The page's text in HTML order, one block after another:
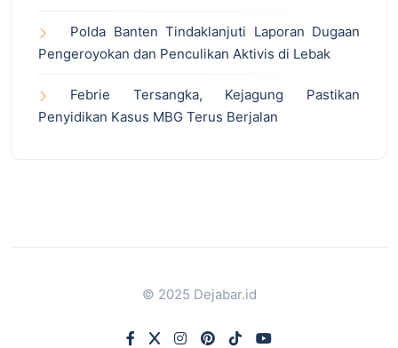
Polda Banten Tindaklanjuti Laporan Dugaan
Pengeroyokan dan Penculikan Aktivis di Lebak
Febrie Tersangka, Kejagung Pastikan
Penyidikan Kasus MBG Terus Berjalan
© 2025 Dejabar.id